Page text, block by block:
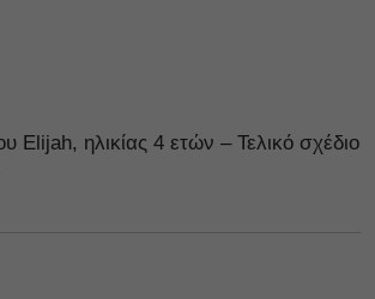
Elijah, ηλικίας 4 ετών – Τελικό σχέδιο